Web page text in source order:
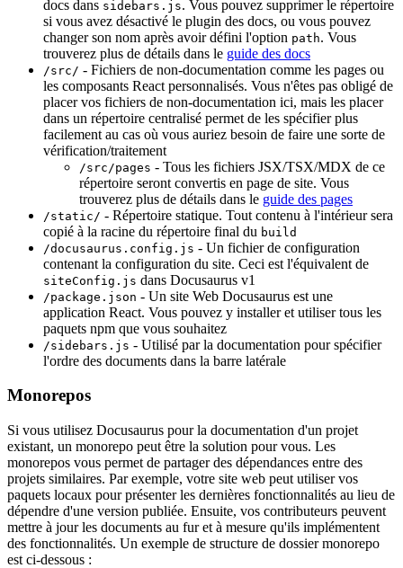
docs dans sidebars.js. Vous pouvez supprimer le répertoire
si vous avez désactivé le plugin des docs, ou vous pouvez
changer son nom après avoir défini l'option path. Vous
trouverez plus de détails dans le guide des docs
/src/ - Fichiers de non-documentation comme les pages ou
les composants React personnalisés. Vous n'êtes pas obligé de
placer vos fichiers de non-documentation ici, mais les placer
dans un répertoire centralisé permet de les spécifier plus
facilement au cas où vous auriez besoin de faire une sorte de
vérification/traitement
/src/pages - Tous les fichiers JSX/TSX/MDX de ce
répertoire seront convertis en page de site. Vous
trouverez plus de détails dans le guide des pages
/static/ - Répertoire statique. Tout contenu à l'intérieur sera
copié à la racine du répertoire final du build
/docusaurus.config.js - Un fichier de configuration
contenant la configuration du site. Ceci est l'équivalent de
siteConfig.js dans Docusaurus v1
/package.json - Un site Web Docusaurus est une
application React. Vous pouvez y installer et utiliser tous les
paquets npm que vous souhaitez
/sidebars.js - Utilisé par la documentation pour spécifier
l'ordre des documents dans la barre latérale
Monorepos
Si vous utilisez Docusaurus pour la documentation d'un projet
existant, un monorepo peut être la solution pour vous. Les
monorepos vous permet de partager des dépendances entre des
projets similaires. Par exemple, votre site web peut utiliser vos
paquets locaux pour présenter les dernières fonctionnalités au lieu de
dépendre d'une version publiée. Ensuite, vos contributeurs peuvent
mettre à jour les documents au fur et à mesure qu'ils implémentent
des fonctionnalités. Un exemple de structure de dossier monorepo
est ci-dessous :